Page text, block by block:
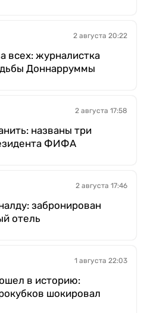
2 августа 20:22
всех: журналистка
Доннарруммы
2 августа 17:58
названы три
ФИФА
2 августа 17:46
забронирован
отель
1 августа 22:03
в историю:
шокировал